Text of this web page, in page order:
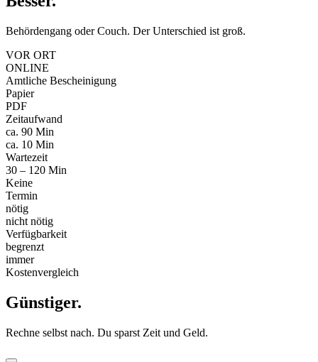
Behördengang oder Couch. Der Unterschied ist groß.
VOR ORT
ONLINE
Amtliche Bescheinigung
Papier
PDF
Zeitaufwand
ca. 90 Min
ca. 10 Min
Wartezeit
30 – 120 Min
Keine
Termin
nötig
nicht nötig
Verfügbarkeit
begrenzt
immer
Kostenvergleich
Günstiger.
Rechne selbst nach. Du sparst Zeit und Geld.